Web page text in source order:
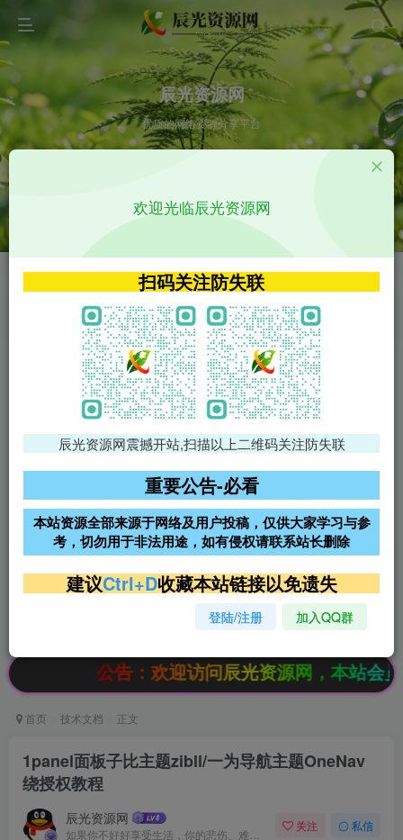
辰光资源网
优质的网络资源分享平台
VIP特权介绍 APP源码
VIP特权介绍
火
VIP特权介绍
影视源码
影视源码
免费领支付宝红包
腾讯轻量4核4G3M服务器38元/
阿里云2核2G200M服务器68元/
年
雨云高防免备案服务器
超低价文字广告位招租 超低价文字广告位招租
超低价文字广告位招租
公告：欢迎访问辰光资源网，本站会员限
首页 技术文档 正文
1panel面板子比主题zibll/一为导航主题OneNav
绕授权教程
辰光资源网 关注 私信
欢迎光临辰光资源网
扫码关注防失联
辰光资源网震撼开站,扫描以上二维码关注防失联
重要公告-必看
本站资源全部来源于网络及用户投稿，仅供大家学习与参
考，切勿用于非法用途，如有侵权请联系站长删除
建议Ctrl+D收藏本站链接以免遗失
登陆/注册 加入QQ群